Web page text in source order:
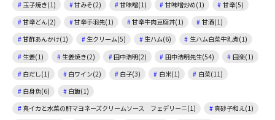
玉子焼き(1)
甘みそ(2) 甘味噌(1) 甘味噌炒め(1)
甘辛(5)
甘辛どん(2)
甘辛手羽先(1) 甘辛牛肉豆腐丼(1)
甘酒(1)
甘酢あんかけ(1)
生クリーム(5) 生ハム(6)
生ハム白菜牛乳煮(1)
生姜(1)
生姜焼き(2) 田中浩明(2) 田中浩明先生(54)
田楽(1)
白だし(1)
白ワイン(2) 白子(3) 白米(1)
白菜(11)
白身魚(6)
白飯(1)
真イカと水菜の肝マヨネーズクリームソース フェデリーニ(1)
真砂子和え(1)